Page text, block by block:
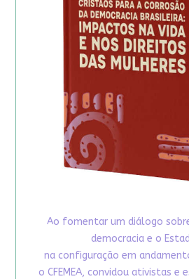
Ao fomentar um diálogo
democracia e o
na configuração em
o CFEMEA, convidou ativistas e